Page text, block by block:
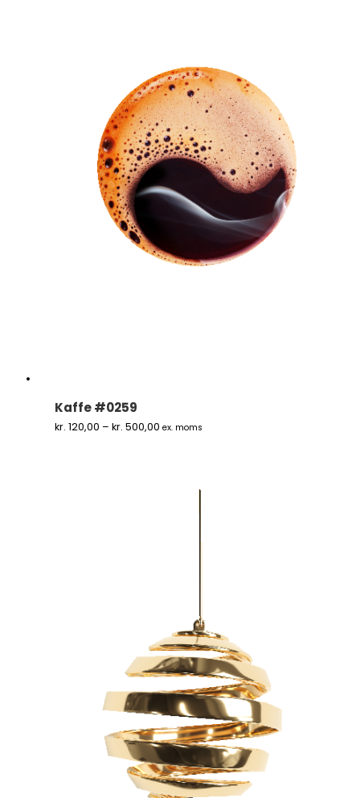
Kaffe #0259
kr. 120,00 – kr. 500,00Prisinterval:
ex. moms